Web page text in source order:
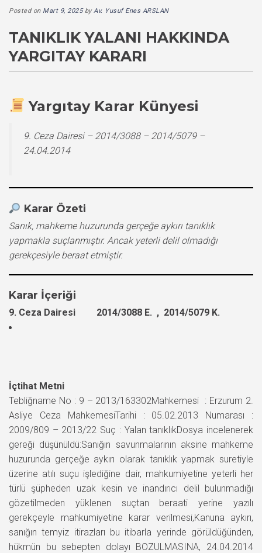
Posted on Mart 9, 2025byAv. Yusuf Enes ARSLAN
TANIKLIK YALANI HAKKINDA
YARGITAY KARARI
Yargıtay Karar Künyesi
9. Ceza Dairesi – 2014/3088 – 2014/5079 –
24.04.2014
Karar Özeti
Sanık, mahkeme huzurunda gerçeğe aykırı tanıklık
yapmakla suçlanmıştır. Ancak yeterli delil olmadığı
gerekçesiyle beraat etmiştir.
Karar İçeriği
9. Ceza Dairesi 2014/3088 E. , 2014/5079 K.
İçtihat Metni
Tebliğname No : 9 – 2013/163302Mahkemesi : Erzurum 2.
Asliye Ceza MahkemesiTarihi : 05.02.2013 Numarası :
2009/809 – 2013/22 Suç : Yalan tanıklıkDosya incelenerek
gereği düşünüldü:Sanığın savunmalarının aksine mahkeme
huzurunda gerçeğe aykırı olarak tanıklık yapmak suretiyle
üzerine atılı suçu işlediğine dair, mahkumiyetine yeterli her
türlü şüpheden uzak kesin ve inandırıcı delil bulunmadığı
gözetilmeden yüklenen suçtan beraati yerine yazılı
gerekçeyle mahkumiyetine karar verilmesi,Kanuna aykırı,
sanığın temyiz itirazları bu itibarla yerinde görüldüğünden,
hükmün bu sebepten dolayı BOZULMASINA, 24.04.2014